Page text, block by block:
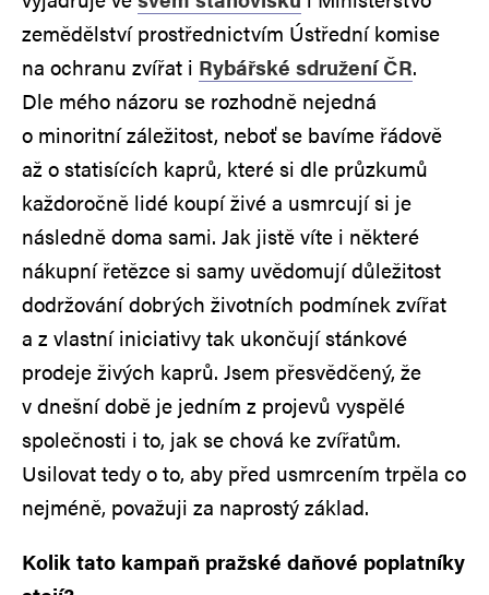
zemědělství prostřednictvím Ústřední komise
na ochranu zvířat i Rybářské sdružení ČR.
Dle mého názoru se rozhodně nejedná
o minoritní záležitost, neboť se bavíme řádově
až o statisících kaprů, které si dle průzkumů
každoročně lidé koupí živé a usmrcují si je
následně doma sami. Jak jistě víte i některé
nákupní řetězce si samy uvědomují důležitost
dodržování dobrých životních podmínek zvířat
a z vlastní iniciativy tak ukončují stánkové
prodeje živých kaprů. Jsem přesvědčený, že
v dnešní době je jedním z projevů vyspělé
společnosti i to, jak se chová ke zvířatům.
Usilovat tedy o to, aby před usmrcením trpěla co
nejméně, považuji za naprostý základ.
Kolik tato kampaň pražské daňové poplatníky